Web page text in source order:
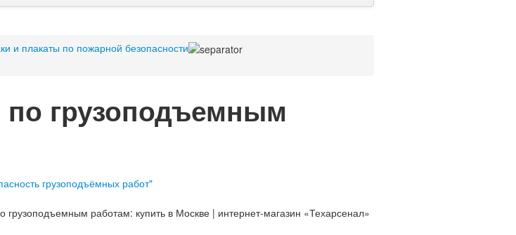
и плакаты по пожарной безопасности
грузоподъемным
грузоподъёмных работ"